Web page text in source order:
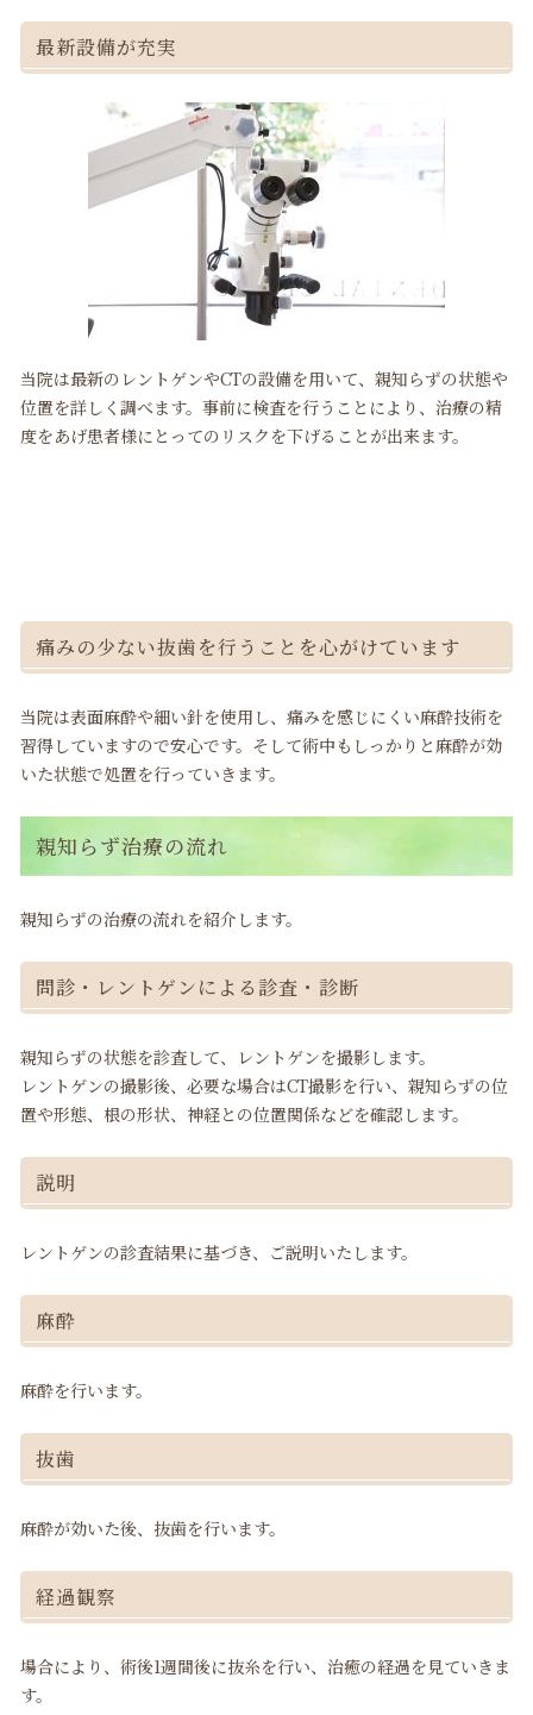
最新設備が充実
当院は最新のレントゲンやCTの設備を用いて、親知らずの状態や
位置を詳しく調べます。事前に検査を行うことにより、治療の精
度をあげ患者様にとってのリスクを下げることが出来ます。
痛みの少ない抜歯を行うことを心がけています
当院は表面麻酔や細い針を使用し、痛みを感じにくい麻酔技術を
習得していますので安心です。そして術中もしっかりと麻酔が効
いた状態で処置を行っていきます。
親知らず治療の流れ
親知らずの治療の流れを紹介します。
問診・レントゲンによる診査・診断
親知らずの状態を診査して、レントゲンを撮影します。
レントゲンの撮影後、必要な場合はCT撮影を行い、親知らずの位
置や形態、根の形状、神経との位置関係などを確認します。
説明
レントゲンの診査結果に基づき、ご説明いたします。
麻酔
麻酔を行います。
抜歯
麻酔が効いた後、抜歯を行います。
経過観察
場合により、術後1週間後に抜糸を行い、治癒の経過を見ていきま
す。